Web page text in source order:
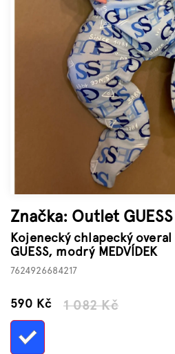
Značka: Outlet GUESS
Kojenecký chlapecký
GUESS, modrý MEDVÍDEK
7624926684217
1 082 Kč
590 KčMěrná